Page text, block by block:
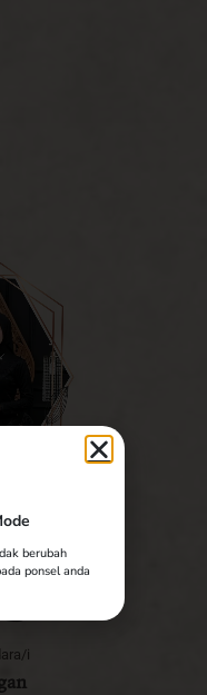
i
berubah
ponsel anda